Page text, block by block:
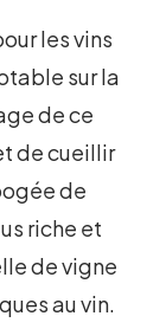
les vins
sur la
de ce
de cueillir
de
riche et
de vigne
au vin.